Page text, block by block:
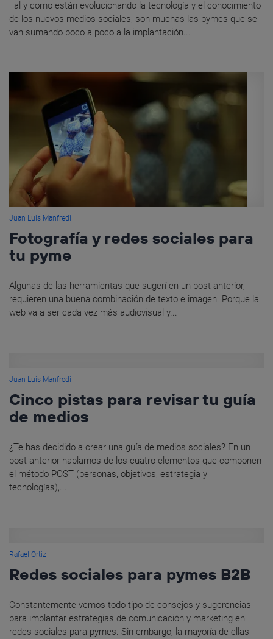
Tal y como están evolucionando la tecnología y el conocimiento
de los nuevos medios sociales, son muchas las pymes que se
van sumando poco a poco a la implantación...
Juan Luis Manfredi
Fotografía y redes sociales para
tu pyme
Algunas de las herramientas que sugerí en un post anterior,
requieren una buena combinación de texto e imagen. Porque la
web va a ser cada vez más audiovisual y...
Juan Luis Manfredi
Cinco pistas para revisar tu guía
de medios
¿Te has decidido a crear una guía de medios sociales? En un
post anterior hablamos de los cuatro elementos que componen
el método POST (personas, objetivos, estrategia y
tecnologías),...
Rafael Ortiz
Redes sociales para pymes B2B
Constantemente vemos todo tipo de consejos y sugerencias
para implantar estrategias de comunicación y marketing en
redes sociales para pymes. Sin embargo, la mayoría de ellas